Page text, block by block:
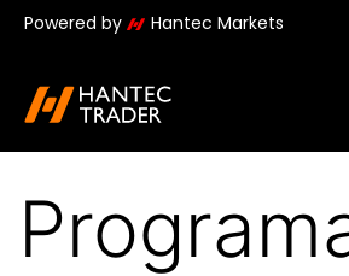
Powered by Hantec Markets